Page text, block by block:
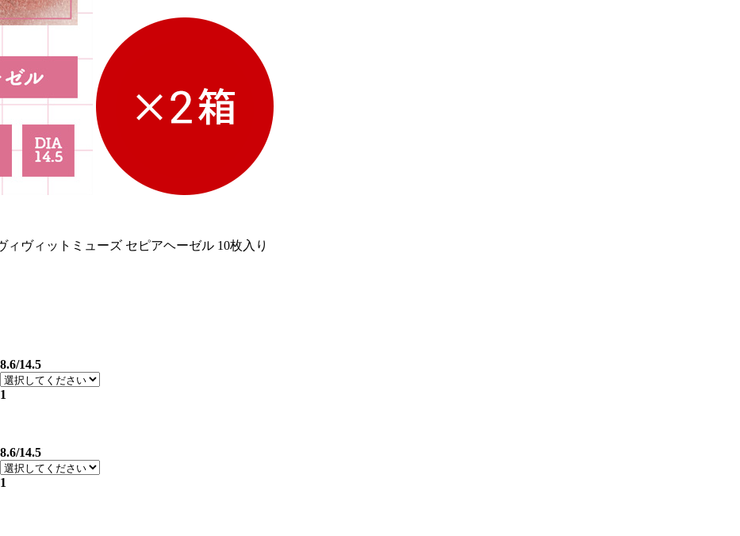
ヴィットミューズ セピアヘーゼル 10枚入り
8.6/14.5
1
8.6/14.5
1